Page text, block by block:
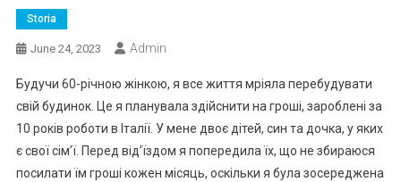
Storia
June 24, 2023 Admin
Будучи 60-річною жінкою, я все життя мріяла перебудувати
свій будинок. Це я планувала здійснити на гроші, зароблені за
10 років роботи в Італії. У мене двоє дітей, син та дочка, у яких
є свої сім’ї. Перед від’їздом я попередила їх, що не збираюся
посилати їм гроші кожен місяць, оскільки я була зосереджена